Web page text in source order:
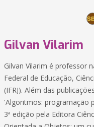
Gilvan Vilarim
Gilvan Vilarim é professor
Federal de Educação,
(IFRJ). Além das
'Algoritmos: programação
3ª edição pela Editora